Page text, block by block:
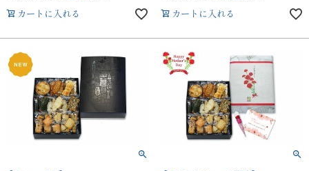
カートに入れる カートに入れる